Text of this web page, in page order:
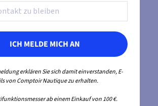
ICH MELDE MICH AN
erklären Sie sich damit einverstanden, E-
von Comptoir Nautique zu erhalten.
ab einem Einkauf von 100 €.